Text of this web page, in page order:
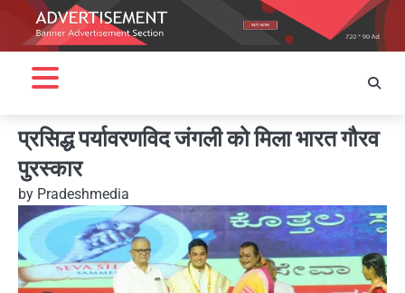
प्रसिद्ध पर्यावरणविद जंगली को मिला भारत गौरव
पुरस्कार
by Pradeshmedia